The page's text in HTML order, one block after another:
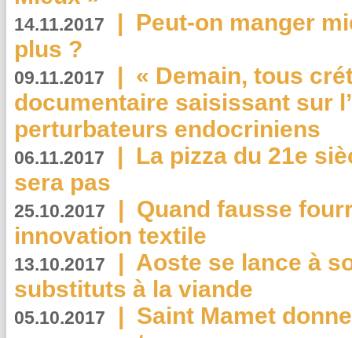
14.11.2017 | Peut-on manger
plus ?
09.11.2017 | « Demain, tous
documentaire saisissant sur
perturbateurs endocriniens
06.11.2017 | La pizza du 21e
sera pas
25.10.2017 | Quand fausse
innovation textile
13.10.2017 | Aoste se lance à
substituts à la viande
05.10.2017 | Saint Mamet